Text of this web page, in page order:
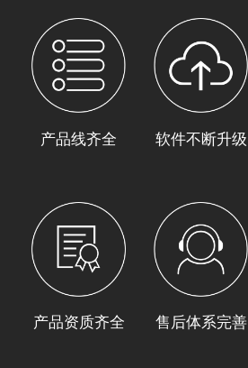
产品线齐全 软件不断升级
产品资质齐全 售后体系完善